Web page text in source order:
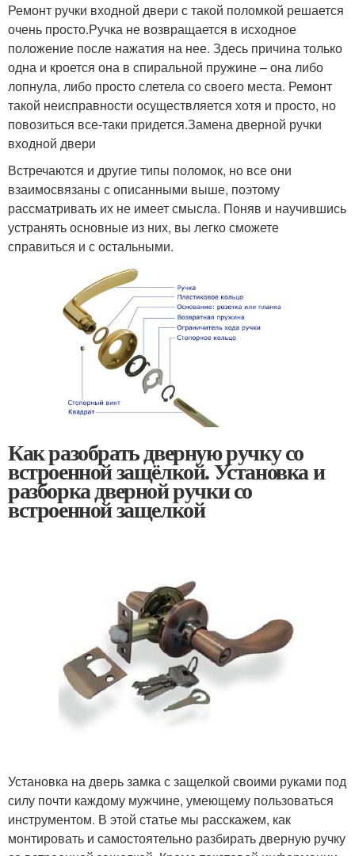
Ремонт ручки входной двери с такой поломкой решается
очень просто.Ручка не возвращается в исходное
положение после нажатия на нее. Здесь причина только
одна и кроется она в спиральной пружине – она либо
лопнула, либо просто слетела со своего места. Ремонт
такой неисправности осуществляется хотя и просто, но
повозиться все-таки придется.Замена дверной ручки
входной двери
Встречаются и другие типы поломок, но все они
взаимосвязаны с описанными выше, поэтому
рассматривать их не имеет смысла. Поняв и научившись
устранять основные из них, вы легко сможете
справиться и с остальными.
Как разобрать дверную ручку со
встроенной защёлкой. Установка и
разборка дверной ручки со
встроенной защелкой
Установка на дверь замка с защелкой своими руками под
силу почти каждому мужчине, умеющему пользоваться
инструментом. В этой статье мы расскажем, как
монтировать и самостоятельно разбирать дверную ручку